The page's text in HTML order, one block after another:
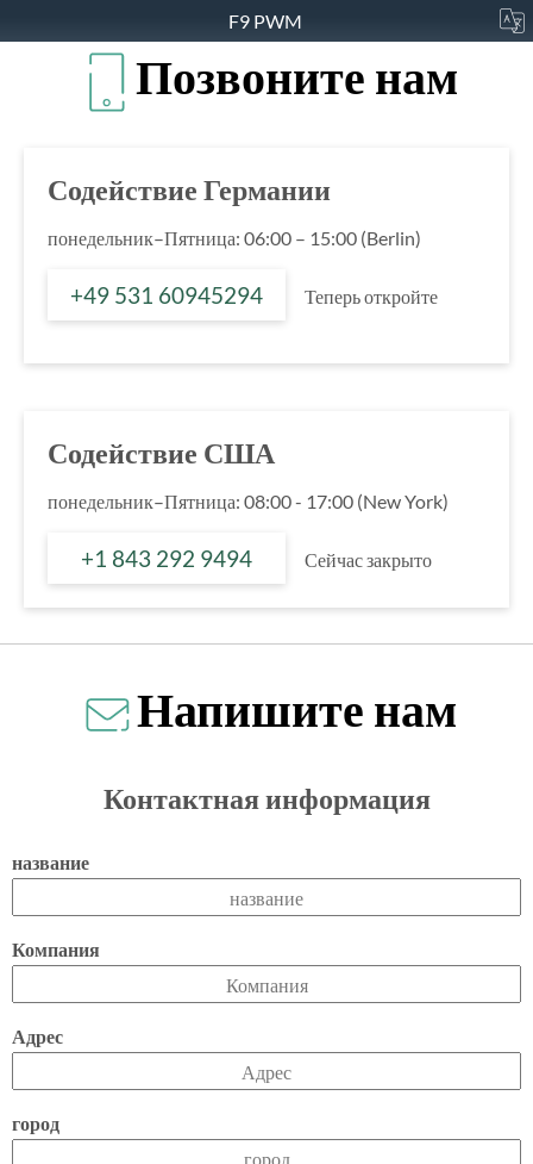
F9 PWM
Позвоните нам
Содействие Германии
понедельник–Пятница: 06:00 – 15:00 (Berlin)
+49 531 60945294 Теперь откройте
Содействие США
понедельник–Пятница: 08:00 - 17:00 (New York)
+1 843 292 9494 Сейчас закрыто
Напишите нам
Контактная информация
название
Компания
Адрес
город